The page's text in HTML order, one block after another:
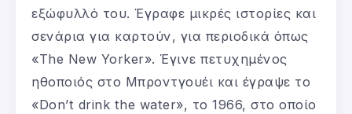
εξώφυλλό του. Έγραφε μικρές ιστορίες και
σενάρια για καρτούν, για περιοδικά όπως
«The New Yorker». Έγινε πετυχημένος
ηθοποιός στο Μπροντγουέι και έγραψε το
«Don’t drink the water», το 1966, στο οποίο